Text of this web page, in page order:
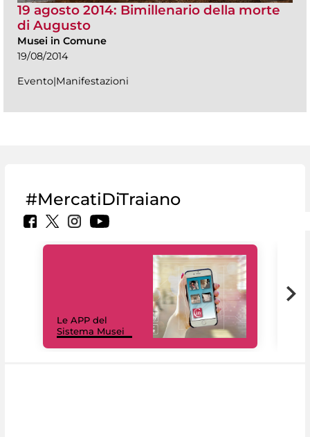
19 agosto 2014: Bimillenario della morte
di Augusto
Musei in Comune
19/08/2014
Evento|Manifestazioni
#MercatiDiTraiano
Le APP del
Sistema Musei